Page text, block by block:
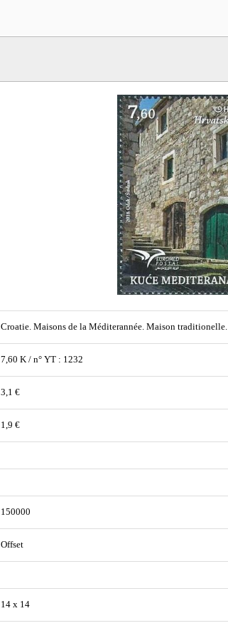
Croatie. Maisons de la Méditerannée. Maison traditionelle.
7,60 K / n° YT : 1232
3,1 €
1,9 €
150000
Offset
14 x 14